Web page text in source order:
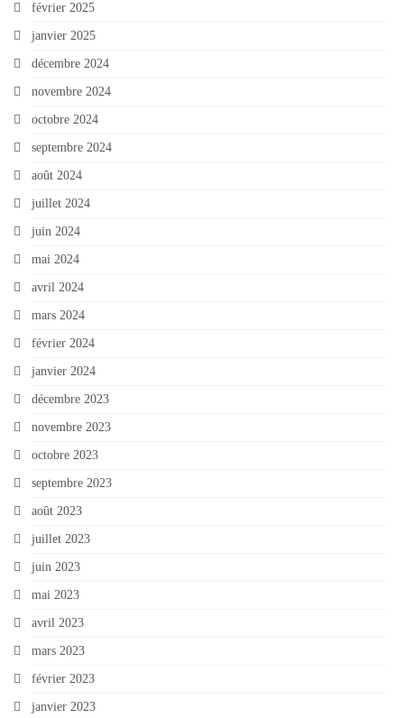
février 2025
janvier 2025
décembre 2024
novembre 2024
octobre 2024
septembre 2024
août 2024
juillet 2024
juin 2024
mai 2024
avril 2024
mars 2024
février 2024
janvier 2024
décembre 2023
novembre 2023
octobre 2023
septembre 2023
août 2023
juillet 2023
juin 2023
mai 2023
avril 2023
mars 2023
février 2023
janvier 2023